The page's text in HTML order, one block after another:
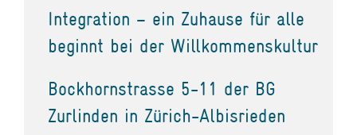
Integration – ein Zuhause für alle
beginnt bei der Willkommenskultur
Bockhornstrasse 5-11 der BG
Zurlinden in Zürich-Albisrieden